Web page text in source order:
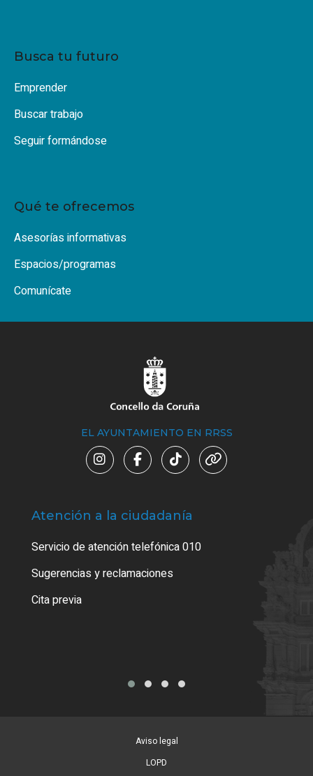
Busca tu futuro
Emprender
Buscar trabajo
Seguir formándose
Qué te ofrecemos
Asesorías informativas
Espacios/programas
Comunícate
EL AYUNTAMIENTO EN RRSS
Atención a la ciudadanía
Servicio de atención telefónica 010
Sugerencias y reclamaciones
Cita previa
Aviso legal
LOPD